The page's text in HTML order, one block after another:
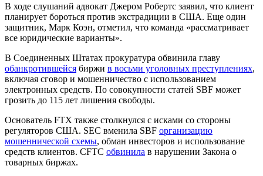
В ходе слушаний адвокат Джером Робертс заявил, что клиент
планирует бороться против экстрадиции в США. Еще один
защитник, Марк Коэн, отметил, что команда «рассматривает
все юридические варианты».
В Соединенных Штатах прокуратура обвинила главу
обанкротившейся биржи в восьми уголовных преступлениях,
включая сговор и мошенничество с использованием
электронных средств. По совокупности статей SBF может
грозить до 115 лет лишения свободы.
Основатель FTX также столкнулся с исками со стороны
регуляторов США. SEC вменила SBF организацию
мошеннической схемы, обман инвесторов и использование
средств клиентов. CFTC обвинила в нарушении Закона о
товарных биржах.